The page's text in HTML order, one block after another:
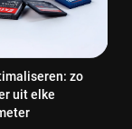
zo
uit elke